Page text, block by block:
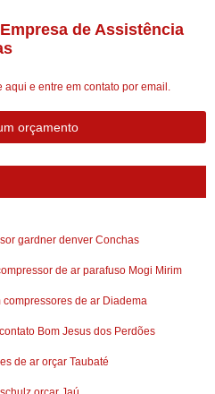
de Assistência
aqui e entre em contato por email.
orçamento
gardner denver Conchas
de ar parafuso Mogi Mirim
de ar Diadema
Bom Jesus dos Perdões
de ar orçar Taubaté